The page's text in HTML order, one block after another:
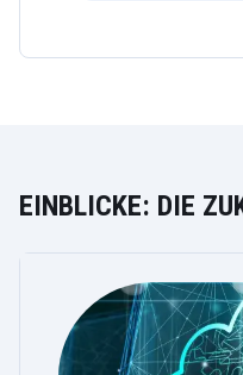
EINBLICKE: DIE